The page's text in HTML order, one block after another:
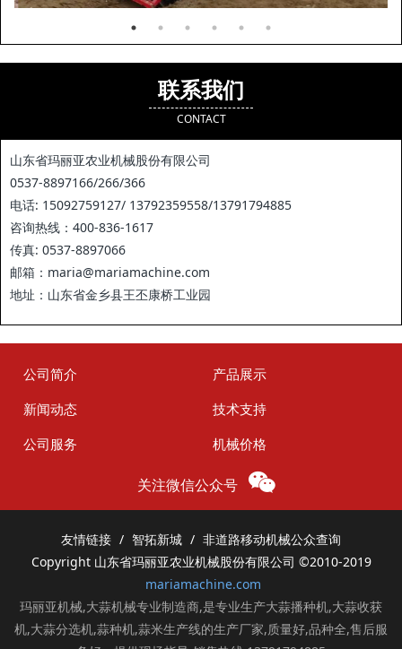
联系我们
CONTACT
山东省玛丽亚农业机械股份有限公司
0537-8897166/266/366
电话: 15092759127/ 13792359558/13791794885
咨询热线：400-836-1617
传真: 0537-8897066
邮箱：maria@mariamachine.com
地址：山东省金乡县王丕康桥工业园
公司简介
产品展示
新闻动态
技术支持
公司服务
机械价格
关注微信公众号
友情链接 智拓新城
非道路移动机械公众查询
Copyright 山东省玛丽亚农业机械股份有限公司 ©2010-2019
mariamachine.com
玛丽亚机械,大蒜机械专业制造商,是专业生产大蒜播种机,大蒜收获
机,大蒜分选机,蒜种机,蒜米生产线的生产厂家,质量好,品种全,售后服